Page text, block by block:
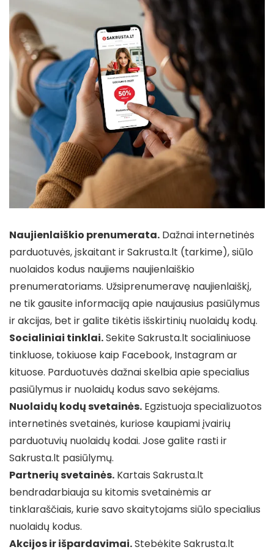
Naujienlaiškio prenumerata. Dažnai internetinės
parduotuvės, įskaitant ir Sakrusta.lt (tarkime), siūlo
nuolaidos kodus naujiems naujienlaiškio
prenumeratoriams. Užsiprenumeravę naujienlaiškį,
ne tik gausite informaciją apie naujausius pasiūlymus
ir akcijas, bet ir galite tikėtis išskirtinių nuolaidų kodų.
Socialiniai tinklai.Sekite Sakrusta.lt socialiniuose
tinkluose, tokiuose kaip Facebook, Instagram ar
kituose. Parduotuvės dažnai skelbia apie specialius
pasiūlymus ir nuolaidų kodus savo sekėjams.
Nuolaidų kodų svetainės. Egzistuoja specializuotos
internetinės svetainės, kuriose kaupiami įvairių
parduotuvių nuolaidų kodai. Jose galite rasti ir
Sakrusta.lt pasiūlymų.
Partnerių svetainės. Kartais Sakrusta.lt
bendradarbiauja su kitomis svetainėmis ar
tinklaraščiais, kurie savo skaitytojams siūlo specialius
nuolaidų kodus.
Akcijos ir išpardavimai.Stebėkite Sakrusta.lt